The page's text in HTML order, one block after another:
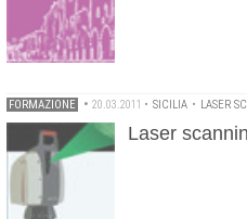
FORMAZIONE • 20.03.2011 • SICILIA • LASER
Laser